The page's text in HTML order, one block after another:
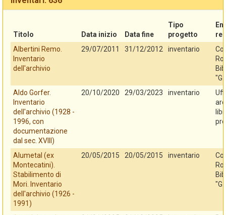
Titolo Data inizio Data fine
Tipo
progetto
Albertini Remo.
Inventario
dell'archivio
29/07/2011 31/12/2012 inventario
Aldo Gorfer.
Inventario
dell'archivio (1928 -
1996, con
documentazione
dal sec. XVIII)
20/10/2020 29/03/2023 inventario
Alumetal (ex
Montecatini).
Stabilimento di
Mori. Inventario
dell'archivio (1926 -
1991)
20/05/2015 20/05/2015 inventario